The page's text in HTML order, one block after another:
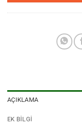
AÇIKLAMA
EK BILGI